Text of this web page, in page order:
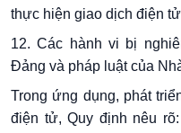
thực hiện giao dịch điện
12. Các hành vi bị
Đảng và pháp luật của
Trong ứng dụng, phát
điện tử, Quy định nêu